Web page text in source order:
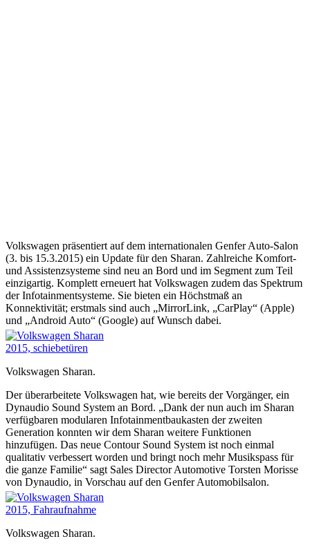
Volkswagen präsentiert auf dem internationalen Genfer Auto-Salon
(3. bis 15.3.2015) ein Update für den Sharan. Zahlreiche Komfort-
und Assistenzsysteme sind neu an Bord und im Segment zum Teil
einzigartig. Komplett erneuert hat Volkswagen zudem das Spektrum
der Infotainmentsysteme. Sie bieten ein Höchstmaß an
Konnektivität; erstmals sind auch „MirrorLink, „CarPlay“ (Apple)
und „Android Auto“ (Google) auf Wunsch dabei.
Volkswagen Sharan.
Der überarbeitete Volkswagen hat, wie bereits der Vorgänger, ein
Dynaudio Sound System an Bord. „Dank der nun auch im Sharan
verfügbaren modularen Infotainmentbaukasten der zweiten
Generation konnten wir dem Sharan weitere Funktionen
hinzufügen. Das neue Contour Sound System ist noch einmal
qualitativ verbessert worden und bringt noch mehr Musikspass für
die ganze Familie“ sagt Sales Director Automotive Torsten Morisse
von Dynaudio, in Vorschau auf den Genfer Automobilsalon.
Volkswagen Sharan.